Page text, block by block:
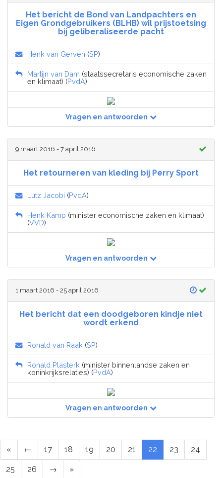
Het bericht de Bond van Landpachters en
Eigen Grondgebruikers (BLHB) wil prijstoetsing
bij geliberaliseerde pacht
Henk van Gerven (SP)
Martijn van Dam (staatssecretaris economische zaken
en klimaat) (PvdA)
Vragen en antwoorden
9 maart 2016 - 7 april 2016
Het retourneren van kleding bij Perry Sport
Lutz Jacobi (PvdA)
Henk Kamp (minister economische zaken en klimaat)
(VVD)
Vragen en antwoorden
1 maart 2016 - 25 april 2016
Het bericht dat een doodgeboren kindje niet
wordt erkend
Ronald van Raak (SP)
Ronald Plasterk (minister binnenlandse zaken en
koninkrijksrelaties) (PvdA)
Vragen en antwoorden
« ← 17 18 19 20 21 22 23 24
25 26 → »